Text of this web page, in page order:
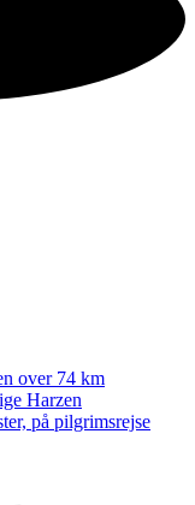
over 74 km
Harzen
på pilgrimsrejse